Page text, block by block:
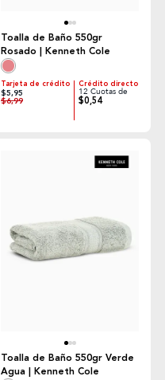
Toalla de Baño 550gr
Rosado | Kenneth Cole
Tarjeta de crédito
$5,95
$6,99
Crédito directo
12 Cuotas de
$0,54
Toalla de Baño 550gr Verde
Agua | Kenneth Cole